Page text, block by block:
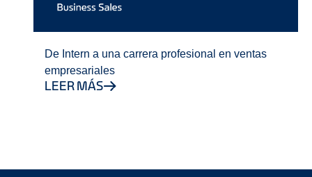
De Intern a una carrera profesional en ventas
empresariales
LEER MÁS